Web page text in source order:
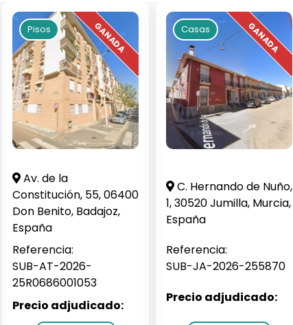
Pisos
Av. de la
Constitución, 55, 06400
Don Benito, Badajoz,
España
Referencia:
SUB-AT-2026-
25R0686001053
Precio adjudicado:
Casas
C. Hernando de Nuño,
1, 30520 Jumilla, Murcia,
España
Referencia:
SUB-JA-2026-255870
Precio adjudicado: